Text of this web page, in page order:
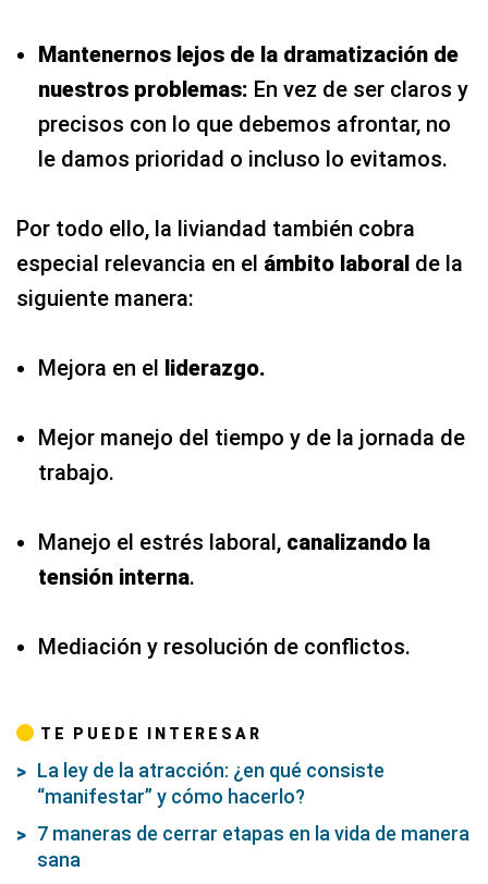
Mantenernos lejos de la dramatización de
nuestros problemas: En vez de ser claros y
precisos con lo que debemos afrontar, no
le damos prioridad o incluso lo evitamos.
Por todo ello, la liviandad también cobra
especial relevancia en el ámbito laboral de la
siguiente manera:
Mejora en el liderazgo.
Mejor manejo del tiempo y de la jornada de
trabajo.
Manejo el estrés laboral, canalizando la
tensión interna.
Mediación y resolución de conflictos.
TE PUEDE INTERESAR
La ley de la atracción: ¿en qué consiste
“manifestar” y cómo hacerlo?
7 maneras de cerrar etapas en la vida de manera
sana